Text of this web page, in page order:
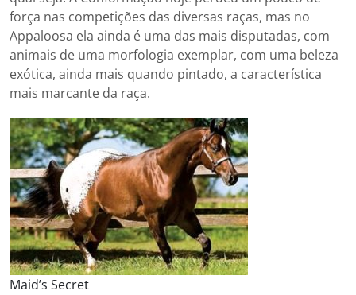
força nas competições das diversas raças, mas no
Appaloosa ela ainda é uma das mais disputadas, com
animais de uma morfologia exemplar, com uma beleza
exótica, ainda mais quando pintado, a característica
mais marcante da raça.
Maid’s Secret